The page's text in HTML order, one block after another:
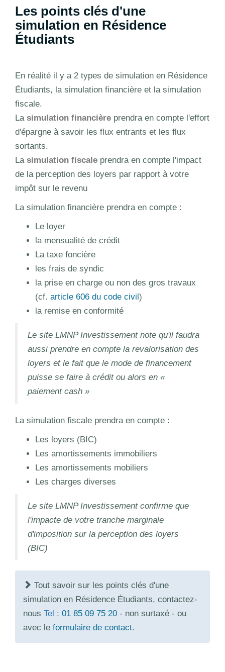
Les points clés d'une
simulation en Résidence
Étudiants
En réalité il y a 2 types de simulation en Résidence
Étudiants, la simulation financière et la simulation
fiscale.
La simulation financière prendra en compte l'effort
d'épargne à savoir les flux entrants et les flux
sortants.
La simulation fiscale prendra en compte l'impact
de la perception des loyers par rapport à votre
impôt sur le revenu
La simulation financière prendra en compte :
Le loyer
la mensualité de crédit
La taxe foncière
les frais de syndic
la prise en charge ou non des gros travaux
(cf. article 606 du code civil)
la remise en conformité
Le site LMNP Investissement note qu'il faudra
aussi prendre en compte la revalorisation des
loyers et le fait que le mode de financement
puisse se faire à crédit ou alors en «
paiement cash »
La simulation fiscale prendra en compte :
Les loyers (BIC)
Les amortissements immobiliers
Les amortissements mobiliers
Les charges diverses
Le site LMNP Investissement confirme que
l'impacte de votre tranche marginale
d'imposition sur la perception des loyers
(BIC)
Tout savoir sur les points clés d'une
simulation en Résidence Étudiants, contactez-
nous Tel : 01 85 09 75 20 - non surtaxé - ou
avec le formulaire de contact.